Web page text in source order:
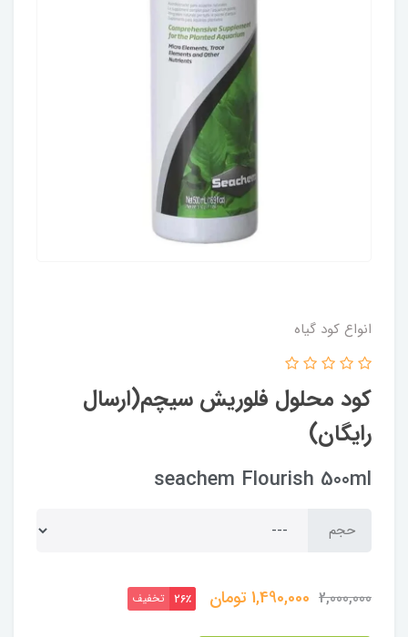
انواع کود گیاه
کود محلول فلوریش سیچم(ارسال
رایگان)
seachem Flourish 500ml
حجم
2,000,000
1,490,000تومان 26٪ تخفیف